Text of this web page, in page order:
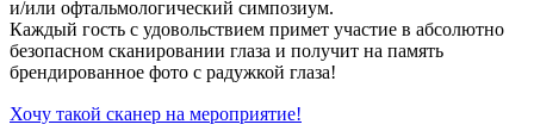
и/или офтальмологический симпозиум.
Каждый гость с удовольствием примет участие в абсолютно
безопасном сканировании глаза и получит на память
брендированное фото с радужкой глаза!
Хочу такой сканер на мероприятие!